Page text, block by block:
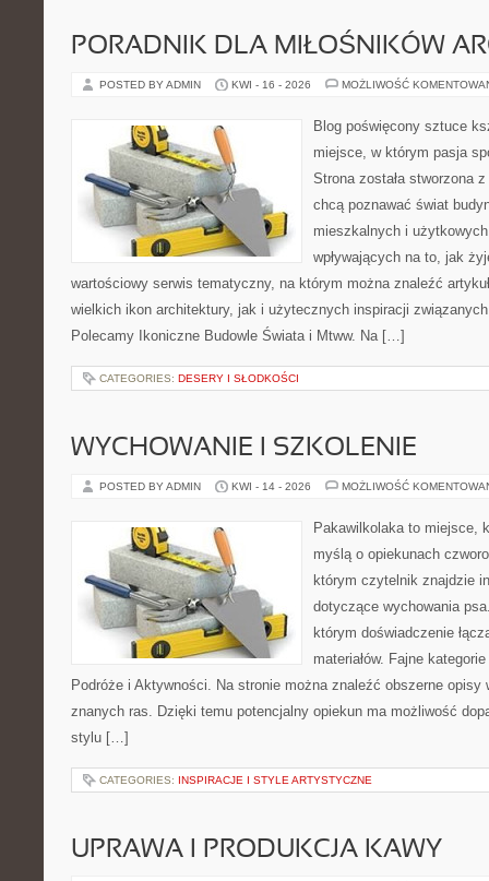
PORADNIK DLA MIŁOŚNIKÓW
POSTED BY ADMIN KWI - 16 - 2026 MOŻLIWOŚĆ
Blog poświęcony sztuce
miejsce, w którym pasja
Strona została stworzona
chcą poznawać świat
mieszkalnych i
wpływających na to, jak
wartościowy serwis tematyczny, na którym można znaleźć
wielkich ikon architektury, jak i użytecznych inspiracji
Polecamy Ikoniczne Budowle Świata i Mtww. Na […]
CATEGORIES: DESERY I SŁODKOŚCI
WYCHOWANIE I SZKOLENIE
POSTED BY ADMIN KWI - 14 - 2026 MOŻLIWOŚĆ
Pakawilkolaka to miejsce,
myślą o opiekunach
którym czytelnik znajdzie
dotyczące wychowania
którym doświadczenie
materiałów. Fajne
Podróże i Aktywności. Na stronie można znaleźć obszerne opisy
znanych ras. Dzięki temu potencjalny opiekun ma możliwość
stylu […]
CATEGORIES: INSPIRACJE I STYLE ARTYSTYCZNE
UPRAWA I PRODUKCJA KAWY